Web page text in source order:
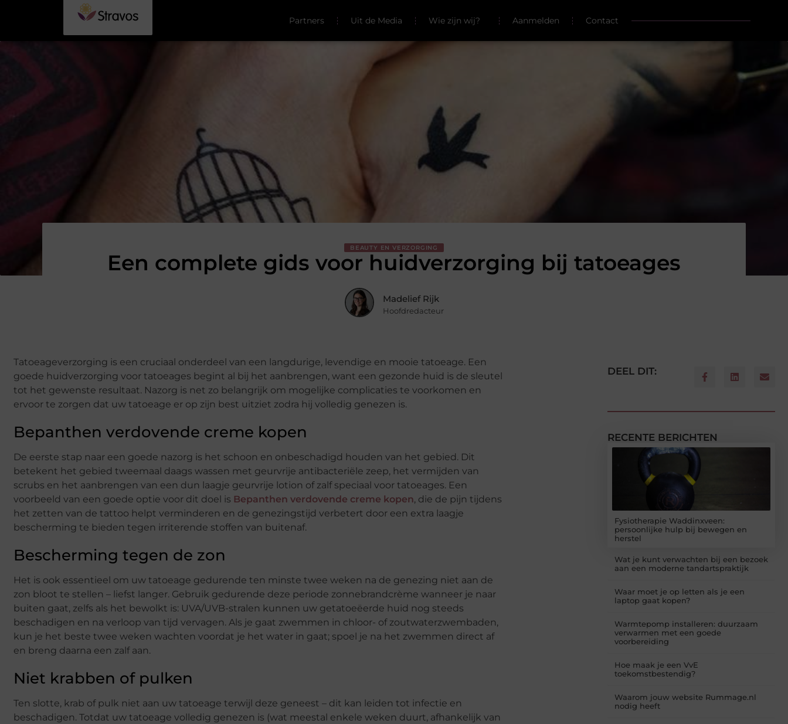
Partners Uit de Media Wie zijn wij? Aanmelden Contact
BEAUTY EN VERZORGING
Een complete gids voor huidverzorging bij tatoeages
Madelief Rijk
Hoofdredacteur
Tatoeageverzorging is een cruciaal onderdeel van een langdurige, levendige en mooie tatoeage. Een
goede huidverzorging voor tatoeages begint al bij het aanbrengen, want een gezonde huid is de sleutel
tot het gewenste resultaat. Nazorg is net zo belangrijk om mogelijke complicaties te voorkomen en
ervoor te zorgen dat uw tatoeage er op zijn best uitziet zodra hij volledig genezen is.
Bepanthen verdovende creme kopen
De eerste stap naar een goede nazorg is het schoon en onbeschadigd houden van het gebied. Dit
betekent het gebied tweemaal daags wassen met geurvrije antibacteriële zeep, het vermijden van
scrubs en het aanbrengen van een dun laagje geurvrije lotion of zalf speciaal voor tatoeages. Een
voorbeeld van een goede optie voor dit doel is Bepanthen verdovende creme kopen, die de pijn tijdens
het zetten van de tattoo helpt verminderen en de genezingstijd verbetert door een extra laagje
bescherming te bieden tegen irriterende stoffen van buitenaf.
Bescherming tegen de zon
Het is ook essentieel om uw tatoeage gedurende ten minste twee weken na de genezing niet aan de
zon bloot te stellen – liefst langer. Gebruik gedurende deze periode zonnebrandcrème wanneer je naar
buiten gaat, zelfs als het bewolkt is: UVA/UVB-stralen kunnen uw getatoeëerde huid nog steeds
beschadigen en na verloop van tijd vervagen. Als je gaat zwemmen in chloor- of zoutwaterzwembaden,
kun je het beste twee weken wachten voordat je het water in gaat; spoel je na het zwemmen direct af
en breng daarna een zalf aan.
Niet krabben of pulken
Ten slotte, krab of pulk niet aan uw tatoeage terwijl deze geneest – dit kan leiden tot infectie en
beschadigen. Totdat uw tatoeage volledig genezen is (wat meestal enkele weken duurt, afhankelijk van
DEEL DIT:
RECENTE BERICHTEN
Fysiotherapie Waddinxveen:
persoonlijke hulp bij bewegen en
herstel
Wat je kunt verwachten bij een bezoek
aan een moderne tandartspraktijk
Waar moet je op letten als je een
laptop gaat kopen?
Warmtepomp installeren: duurzaam
verwarmen met een goede
voorbereiding
Hoe maak je een VvE
toekomstbestendig?
Waarom jouw website Rummage.nl
nodig heeft